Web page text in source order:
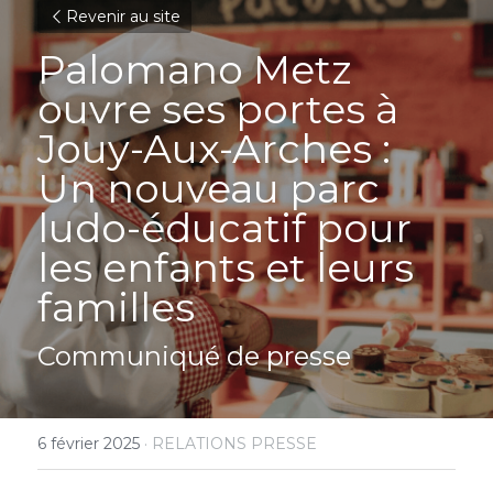
Revenir au site
Palomano Metz
ouvre ses portes à
Jouy-Aux-Arches :
Un nouveau parc
ludo-éducatif pour
les enfants et leurs
familles
Communiqué de presse
6 février 2025 · RELATIONS PRESSE